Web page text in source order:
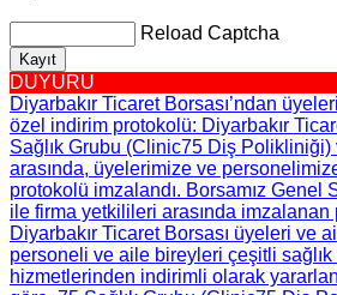
Reload Captcha
Kayıt
DUYURU
Diyarbakır Ticaret Borsası’ndan
özel indirim protokolü: Diyarbakır
Sağlık Grubu (Clinic75 Diş
arasında, üyelerimize ve
protokolü imzalandı. Borsamız Genel
ile firma yetkilileri arasında imzalanan
Diyarbakır Ticaret Borsası üyeleri ve
personeli ve aile bireyleri çeşitli
hizmetlerinden indirimli olarak